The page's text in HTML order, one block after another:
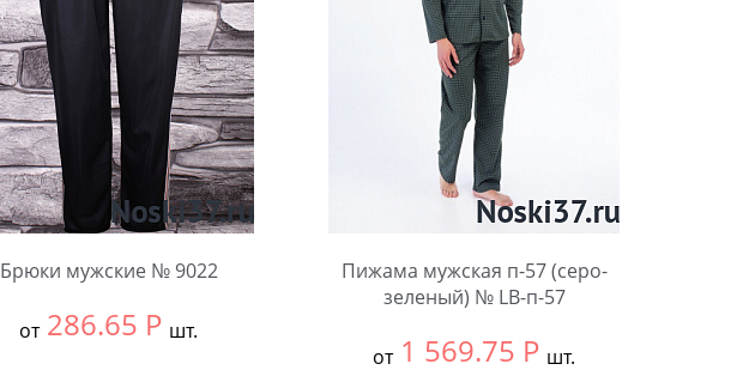
Брюки мужские № 9022
от 286.65 Р шт.
Пижама мужская п-57 (cеро-
зеленый) № LB-п-57
от 1 569.75 Р шт.